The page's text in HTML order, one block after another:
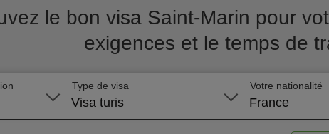
le bon visa Saint-Marin pour
exigences et le temps de
Type de visa
Visa turis
Votre nationalité
France